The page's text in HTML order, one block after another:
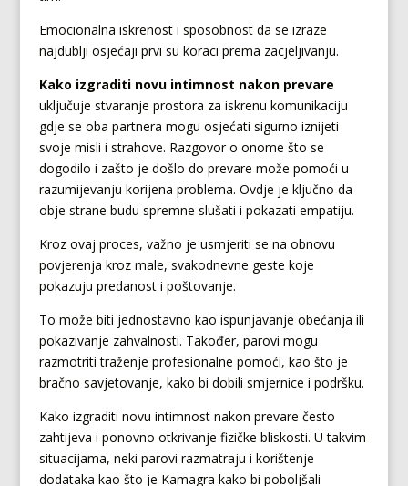
Emocionalna iskrenost i sposobnost da se izraze
najdublji osjećaji prvi su koraci prema zacjeljivanju.
Kako izgraditi novu intimnost nakon prevare
uključuje stvaranje prostora za iskrenu komunikaciju
gdje se oba partnera mogu osjećati sigurno iznijeti
svoje misli i strahove. Razgovor o onome što se
dogodilo i zašto je došlo do prevare može pomoći u
razumijevanju korijena problema. Ovdje je ključno da
obje strane budu spremne slušati i pokazati empatiju.
Kroz ovaj proces, važno je usmjeriti se na obnovu
povjerenja kroz male, svakodnevne geste koje
pokazuju predanost i poštovanje.
To može biti jednostavno kao ispunjavanje obećanja ili
pokazivanje zahvalnosti. Također, parovi mogu
razmotriti traženje profesionalne pomoći, kao što je
bračno savjetovanje, kako bi dobili smjernice i podršku.
Kako izgraditi novu intimnost nakon prevare često
zahtijeva i ponovno otkrivanje fizičke bliskosti. U takvim
situacijama, neki parovi razmatraju i korištenje
dodataka kao što je Kamagra kako bi poboljšali